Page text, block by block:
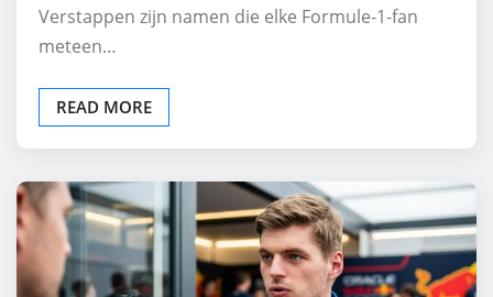
Verstappen zijn namen die elke Formule‑1‑fan
meteen…
READ MORE